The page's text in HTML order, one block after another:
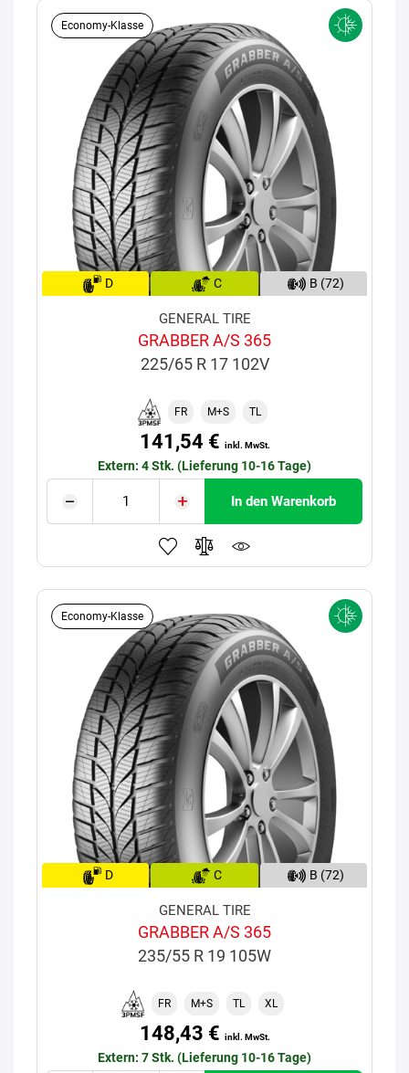
Economy-Klasse
D C B (72)
GENERAL TIRE
GRABBER A/S 365
225/65 R 17 102V
FR M+S TL
141,54 € inkl. MwSt.
Extern: 4 Stk. (Lieferung 10-16 Tage)
In den Warenkorb
Economy-Klasse
D C B (72)
GENERAL TIRE
GRABBER A/S 365
235/55 R 19 105W
FR M+S TL XL
148,43 € inkl. MwSt.
Extern: 7 Stk. (Lieferung 10-16 Tage)